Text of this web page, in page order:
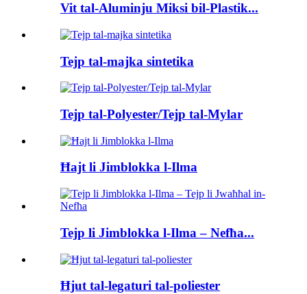
Vit tal-Aluminju Miksi bil-Plastik...
Tejp tal-majka sintetika
Tejp tal-Polyester/Tejp tal-Mylar
Ħajt li Jimblokka l-Ilma
Tejp li Jimblokka l-Ilma – Nefħa...
Ħjut tal-legaturi tal-poliester